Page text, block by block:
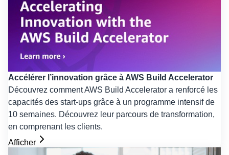
Accélérer l’innovation grâce à AWS Build Accelerator
Découvrez comment AWS Build Accelerator a renforcé les
capacités des start-ups grâce à un programme intensif de
10 semaines. Découvrez leur parcours de transformation,
en comprenant les clients.
Afficher